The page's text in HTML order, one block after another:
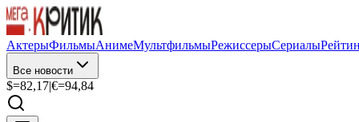
АктерыФильмыАнимеМультфильмыРежиссерыСериалы
Все новости
$=82,17|€=94,84